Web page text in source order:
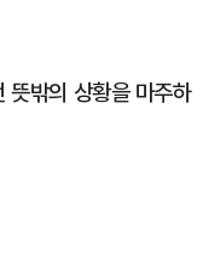
뜻밖의 상황을 마주하